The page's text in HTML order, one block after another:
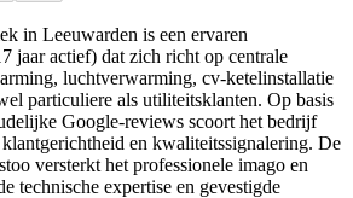
in Leeuwarden is een ervaren
jaar actief) dat zich richt op centrale
luchtverwarming, cv-ketelinstallatie
particuliere als utiliteitsklanten. Op basis
Google-reviews scoort het bedrijf
en kwaliteitssignalering. De
versterkt het professionele imago en
technische expertise en gevestigde